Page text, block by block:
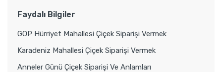
Faydalı Bilgiler
GOP Hürriyet Mahallesi Çiçek Siparişi Vermek
Karadeniz Mahallesi Çiçek Siparişi Vermek
Anneler Günü Çiçek Siparişi Ve Anlamları